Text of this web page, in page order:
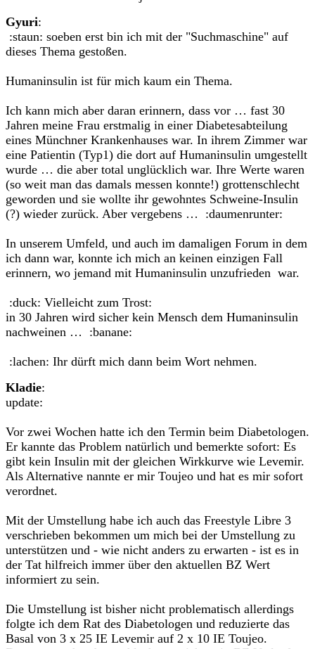
Gyuri:
:staun: soeben erst bin ich mit der "Suchmaschine" auf
dieses Thema gestoßen.
Humaninsulin ist für mich kaum ein Thema.
Ich kann mich aber daran erinnern, dass vor … fast 30
Jahren meine Frau erstmalig in einer Diabetesabteilung
eines Münchner Krankenhauses war. In ihrem Zimmer war
eine Patientin (Typ1) die dort auf Humaninsulin umgestellt
wurde … die aber total unglücklich war. Ihre Werte waren
(so weit man das damals messen konnte!) grottenschlecht
geworden und sie wollte ihr gewohntes Schweine-Insulin
(?) wieder zurück. Aber vergebens … :daumenrunter:
In unserem Umfeld, und auch im damaligen Forum in dem
ich dann war, konnte ich mich an keinen einzigen Fall
erinnern, wo jemand mit Humaninsulin unzufrieden war.
:duck: Vielleicht zum Trost:
in 30 Jahren wird sicher kein Mensch dem Humaninsulin
nachweinen … :banane:
:lachen: Ihr dürft mich dann beim Wort nehmen.
Kladie:
update:
Vor zwei Wochen hatte ich den Termin beim Diabetologen.
Er kannte das Problem natürlich und bemerkte sofort: Es
gibt kein Insulin mit der gleichen Wirkkurve wie Levemir.
Als Alternative nannte er mir Toujeo und hat es mir sofort
verordnet.
Mit der Umstellung habe ich auch das Freestyle Libre 3
verschrieben bekommen um mich bei der Umstellung zu
unterstützen und - wie nicht anders zu erwarten - ist es in
der Tat hilfreich immer über den aktuellen BZ Wert
informiert zu sein.
Die Umstellung ist bisher nicht problematisch allerdings
folgte ich dem Rat des Diabetologen und reduzierte das
Basal von 3 x 25 IE Levemir auf 2 x 10 IE Toujeo.